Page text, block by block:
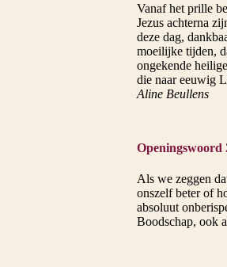
Vanaf het prille
Jezus achterna
deze dag,
moeilijke tijden,
ongekende
die naar eeuwig
Aline Beullens
Openingswoord
Als we zeggen
onszelf beter of
absoluut
Boodschap, ook